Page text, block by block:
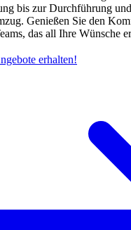
bis zur Durchführung
Genießen Sie den
das all Ihre Wünsche
erhalten!